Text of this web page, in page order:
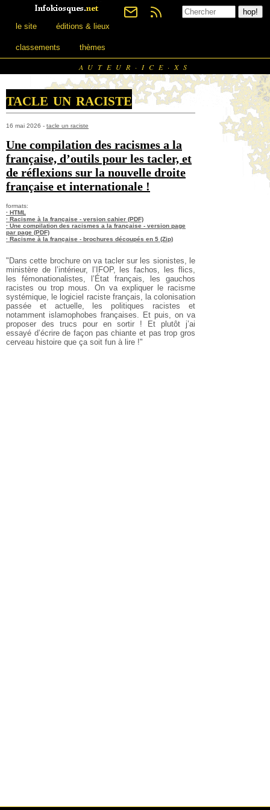
le site éditions & lieux
classements thèmes
AUTEUR·ICE·XS
tacle un raciste
16 mai 2026 - tacle un raciste
Une compilation des racismes a la
française, d’outils pour les tacler, et
de réflexions sur la nouvelle droite
française et internationale !
formats:
· HTML
· Racisme à la française - version cahier (PDF)
· Une compilation des racismes a la française - version page
par page (PDF)
· Racisme à la française - brochures découpés en 5 (Zip)
"Dans cette brochure on va tacler sur les sionistes, le
ministère de l’intérieur, l’IFOP, les fachos, les flics,
les fémonationalistes, l’État français, les gauchos
racistes ou trop mous. On va expliquer le racisme
systémique, le logiciel raciste français, la colonisation
passée et actuelle, les politiques racistes et
notamment islamophobes françaises. Et puis, on va
proposer des trucs pour en sortir ! Et plutôt j’ai
essayé d’écrire de façon pas chiante et pas trop gros
cerveau histoire que ça soit fun à lire !"